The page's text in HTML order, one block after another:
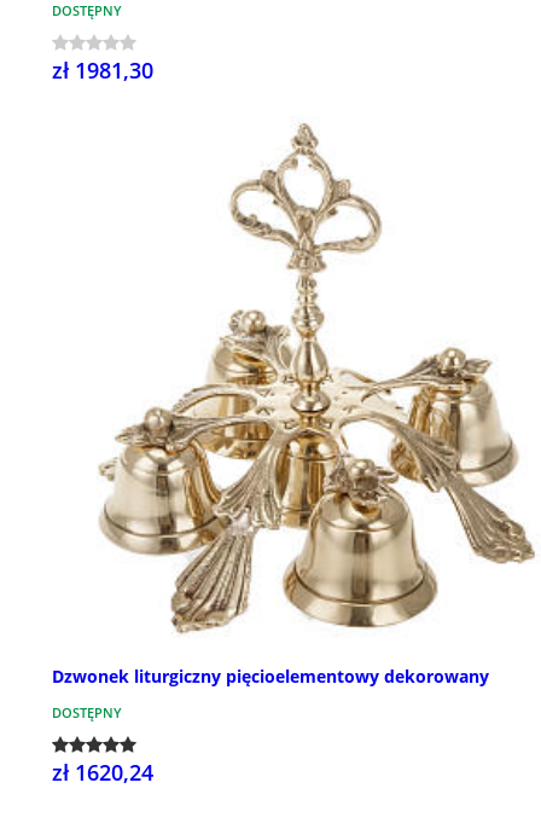
DOSTĘPNY
zł 1981,30
Dzwonek liturgiczny pięcioelementowy dekorowany
DOSTĘPNY
zł 1620,24